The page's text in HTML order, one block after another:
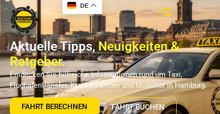
DE
Aktuelle Tipps,Neuigkeiten &
Ratgeber.
Entdecken Sie hilfreiche Informationen rund um Taxi,
Flughafentransfer, Krankenfahrten und Mobilität in Hamburg.
FAHRT BERECHNEN FAHRT BUCHEN